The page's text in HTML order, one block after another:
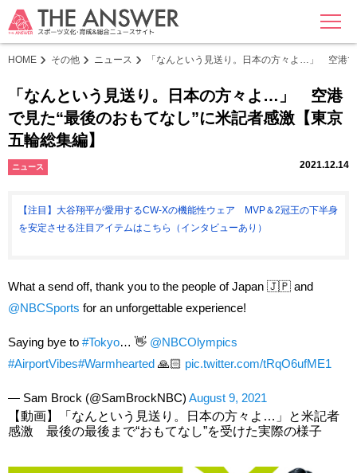
MENU
HOME その他 ニュース 「なんという見送り。日本の方々よ…」 空港
「なんという見送り。日本の方々よ…」 空港
で見た“最後のおもてなし”に米記者感激【東京
五輪総集編】
ニュース 2021.12.14
【注目】大谷翔平が愛用するCW-Xの機能性ウェア MVP＆2冠王の下半身
を安定させる注目アイテムはこちら（インタビューあり）
What a send off, thank you to the people of Japan 🇯🇵 and
@NBCSports for an unforgettable experience!
Saying bye to #Tokyo… 👋 @NBCOlympics
#AirportVibes#Warmhearted 🙏🏻 pic.twitter.com/tRqO6ufME1
— Sam Brock (@SamBrockNBC) August 9, 2021
【動画】「なんという見送り。日本の方々よ…」と米記者
感激 最後の最後まで“おもてなし”を受けた実際の様子